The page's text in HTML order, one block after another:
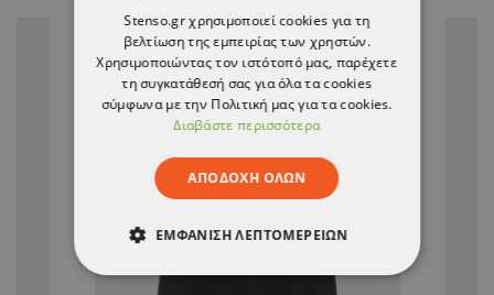
Stenso.gr χρησιμοποιεί cookies για τη
βελτίωση της εμπειρίας των χρηστών.
Χρησιμοποιώντας τον ιστότοπό μας, παρέχετε
τη συγκατάθεσή σας για όλα τα cookies
σύμφωνα με την Πολιτική μας για τα cookies.
Διαβάστε περισσότερα
ΑΠΟΔΟΧΉ ΌΛΩΝ
ΕΜΦΆΝΙΣΗ ΛΕΠΤΟΜΕΡΕΙΏΝ
ΑΠΟΛΎΤΩΣ ΑΠΑΡΑΊΤΗΤΑ